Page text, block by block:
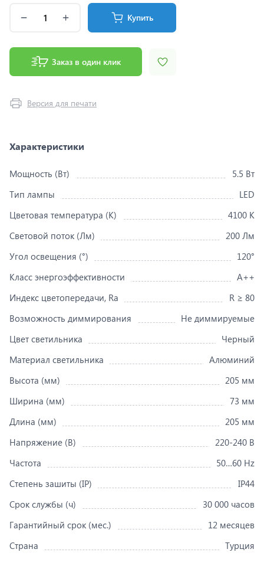
Купить
Заказ в один клик
Версия для печати
Характеристики
Мощность (Вт)
5.5 Вт
Тип лампы
LED
Цветовая температура (K)
4100 K
Световой поток (Лм)
200 Лм
Угол освещения (°)
120°
Класс энергоэффективности
A++
Индекс цветопередачи, Ra
R ≥ 80
Возможность диммирования
Не диммируемые
Цвет светильника
Черный
Материал светильника
Алюминий
Высота (мм)
205 мм
Ширина (мм)
73 мм
Длина (мм)
205 мм
Напряжение (В)
220-240 В
Частота
50…60 Hz
Степень зашиты (IP)
IP44
Срок службы (ч)
30 000 часов
Гарантийный срок (мес.)
12 месяцев
Страна
Турция